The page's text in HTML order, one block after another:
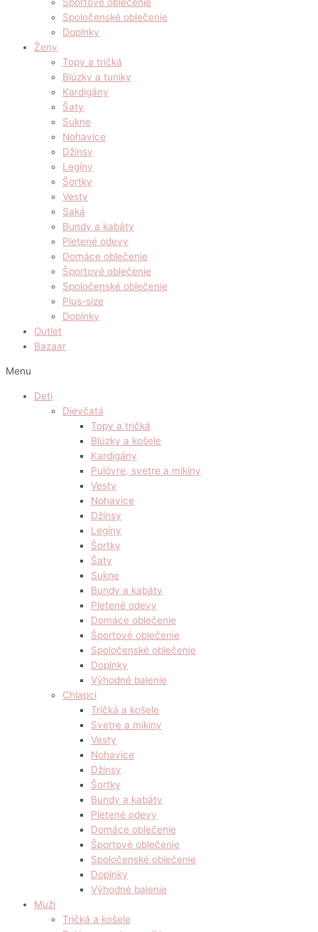
Športové oblečenie
Spoločenské oblečenie
Doplnky
Ženy
Topy a tričká
Blúzky a tuniky
Kardigány
Šaty
Sukne
Nohavice
Džínsy
Legíny
Šortky
Vesty
Saká
Bundy a kabáty
Pletené odevy
Domáce oblečenie
Športové oblečenie
Spoločenské oblečenie
Plus-size
Doplnky
Outlet
Bazaar
Menu
Deti
Dievčatá
Topy a tričká
Blúzky a košele
Kardigány
Pulóvre, svetre a mikiny
Vesty
Nohavice
Džínsy
Legíny
Šortky
Šaty
Sukne
Bundy a kabáty
Pletené odevy
Domáce oblečenie
Športové oblečenie
Spoločenské oblečenie
Doplnky
Výhodné balenie
Chlapci
Tričká a košele
Svetre a mikiny
Vesty
Nohavice
Džínsy
Šortky
Bundy a kabáty
Pletené odevy
Domáce oblečenie
Športové oblečenie
Spoločenské oblečenie
Doplnky
Výhodné balenie
Muži
Tričká a košele